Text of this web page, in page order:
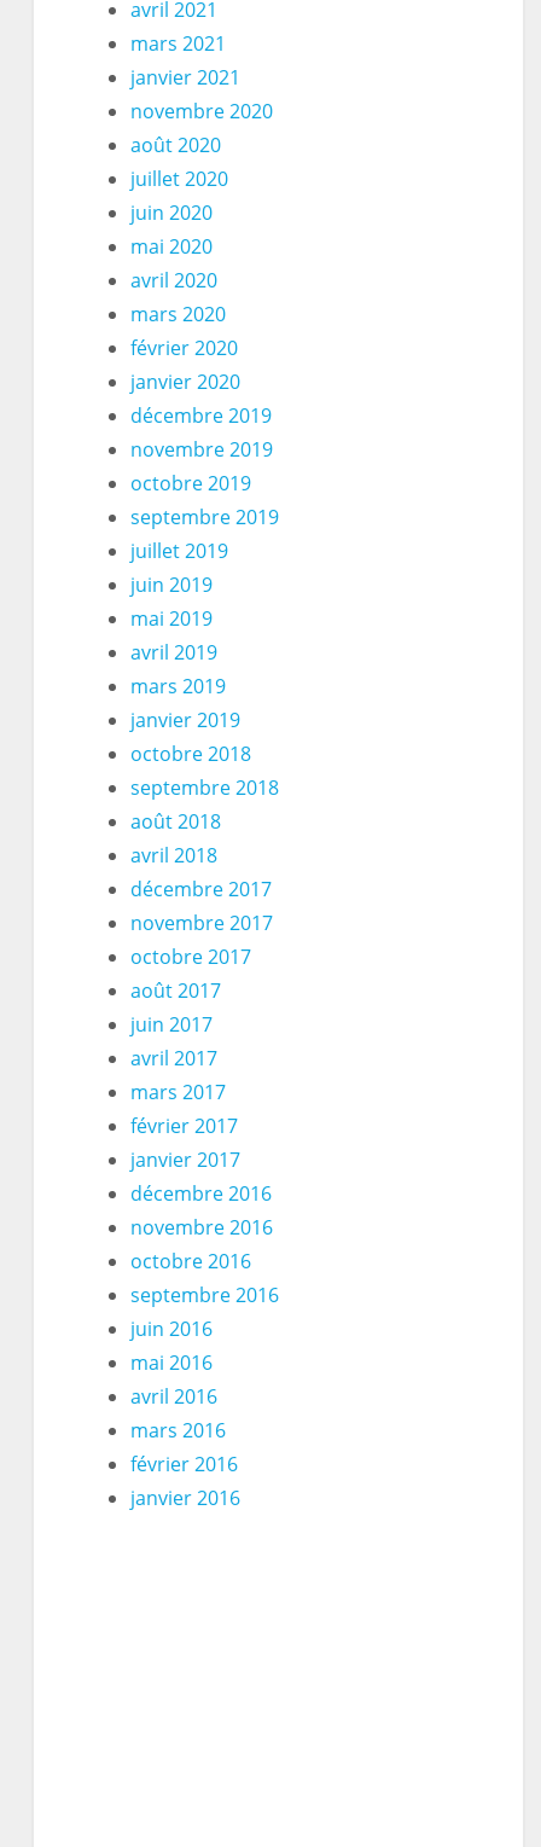
avril 2021
mars 2021
janvier 2021
novembre 2020
août 2020
juillet 2020
juin 2020
mai 2020
avril 2020
mars 2020
février 2020
janvier 2020
décembre 2019
novembre 2019
octobre 2019
septembre 2019
juillet 2019
juin 2019
mai 2019
avril 2019
mars 2019
janvier 2019
octobre 2018
septembre 2018
août 2018
avril 2018
décembre 2017
novembre 2017
octobre 2017
août 2017
juin 2017
avril 2017
mars 2017
février 2017
janvier 2017
décembre 2016
novembre 2016
octobre 2016
septembre 2016
juin 2016
mai 2016
avril 2016
mars 2016
février 2016
janvier 2016